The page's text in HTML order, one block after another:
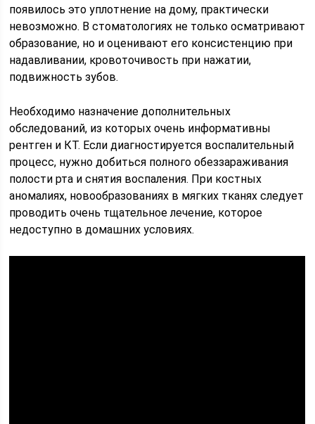
появилось это уплотнение на дому, практически
невозможно. В стоматологиях не только осматривают
образование, но и оценивают его консистенцию при
надавливании, кровоточивость при нажатии,
подвижность зубов.
Необходимо назначение дополнительных
обследований, из которых очень информативны
рентген и КТ. Если диагностируется воспалительный
процесс, нужно добиться полного обеззараживания
полости рта и снятия воспаления. При костных
аномалиях, новообразованиях в мягких тканях следует
проводить очень тщательное лечение, которое
недоступно в домашних условиях.